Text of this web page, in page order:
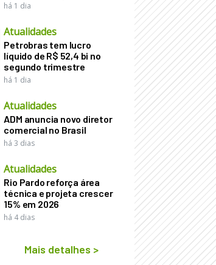
há 1 dia
Atualidades
Petrobras tem lucro
líquido de R$ 52,4 bi no
segundo trimestre
há 1 dia
Atualidades
ADM anuncia novo diretor
comercial no Brasil
há 3 dias
Atualidades
Rio Pardo reforça área
técnica e projeta crescer
15% em 2026
há 4 dias
Mais detalhes >